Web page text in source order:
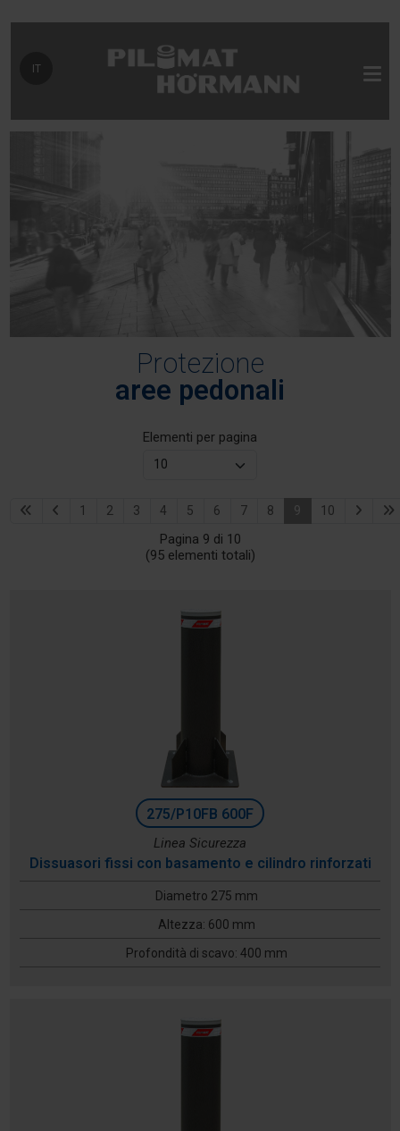
Seleziona la tua lingua
IT
Protezione
aree pedonali
Elementi per pagina
1 2 3 4 5 6 7 8 9 10
Pagina 9 di 10
(95 elementi totali)
275/P10FB 600F
Linea Sicurezza
Dissuasori fissi con basamento e cilindro rinforzati
Diametro 275 mm
Altezza: 600 mm
Profondità di scavo: 400 mm